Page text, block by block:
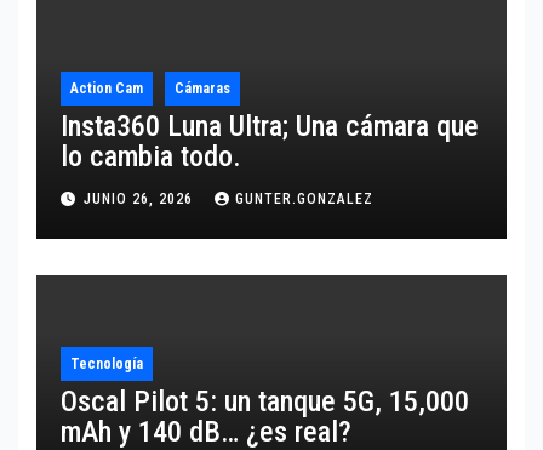
Action Cam Cámaras
Insta360 Luna Ultra; Una cámara que
lo cambia todo.
JUNIO 26, 2026 GUNTER.GONZALEZ
Tecnología
Oscal Pilot 5: un tanque 5G, 15,000
mAh y 140 dB… ¿es real?